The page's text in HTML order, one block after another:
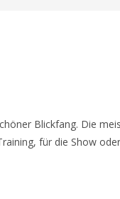
Blickfang. Die
für die Show